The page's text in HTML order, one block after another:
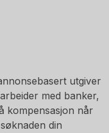
utgiver
med banker,
kompensasjon når
din